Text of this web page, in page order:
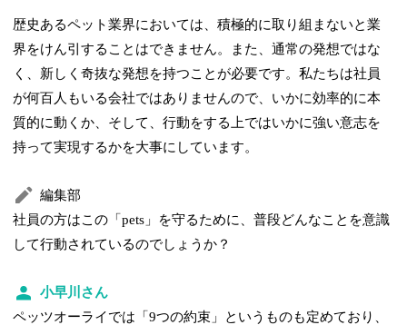
歴史あるペット業界においては、積極的に取り組まないと業
界をけん引することはできません。また、通常の発想ではな
く、新しく奇抜な発想を持つことが必要です。私たちは社員
が何百人もいる会社ではありませんので、いかに効率的に本
質的に動くか、そして、行動をする上ではいかに強い意志を
持って実現するかを大事にしています。
編集部
社員の方はこの「pets」を守るために、普段どんなことを意識
して行動されているのでしょうか？
小早川さん
ペッツオーライでは「9つの約束」というものも定めており、